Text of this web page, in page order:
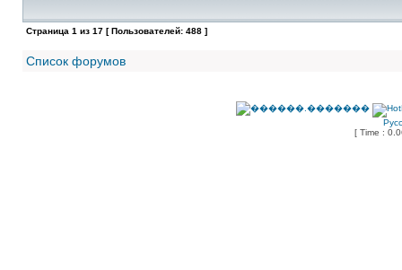
Страница 1 из 17 [ Пользователей: 488 ]
Список форумов
[ Time :